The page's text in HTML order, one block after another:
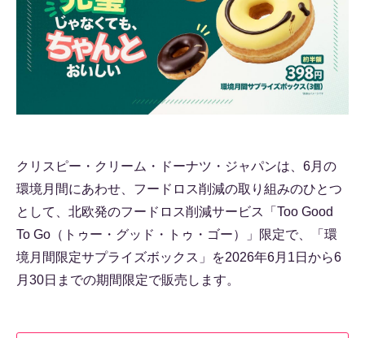
クリスピー・クリーム・ドーナツ・ジャパンは、6月の
環境月間にあわせ、フードロス削減の取り組みのひとつ
として、北欧発のフードロス削減サービス「Too Good
To Go（トゥー・グッド・トゥ・ゴー）」限定で、「環
境月間限定サプライズボックス」を2026年6月1日から6
月30日までの期間限定で販売します。